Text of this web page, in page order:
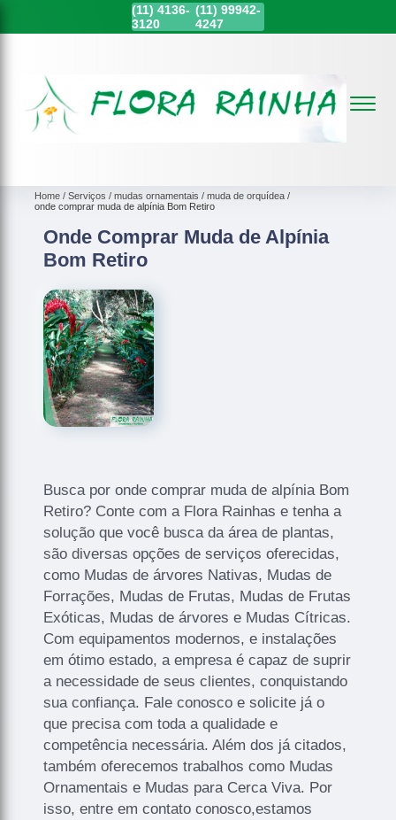
(11) 4136-
3120
(11)99942-
4247
Home Serviços mudas ornamentais
muda de orquídea
onde comprar muda de alpínia Bom Retiro
Onde Comprar Muda de Alpínia
Bom Retiro
Busca por onde comprar muda de alpínia Bom
Retiro? Conte com a Flora Rainhas e tenha a
solução que você busca da área de plantas,
são diversas opções de serviços oferecidas,
como Mudas de árvores Nativas, Mudas de
Forrações, Mudas de Frutas, Mudas de Frutas
Exóticas, Mudas de árvores e Mudas Cítricas.
Com equipamentos modernos, e instalações
em ótimo estado, a empresa é capaz de suprir
a necessidade de seus clientes, conquistando
sua confiança. Fale conosco e solicite já o
que precisa com toda a qualidade e
competência necessária. Além dos já citados,
também oferecemos trabalhos como Mudas
Ornamentais e Mudas para Cerca Viva. Por
isso, entre em contato conosco,estamos